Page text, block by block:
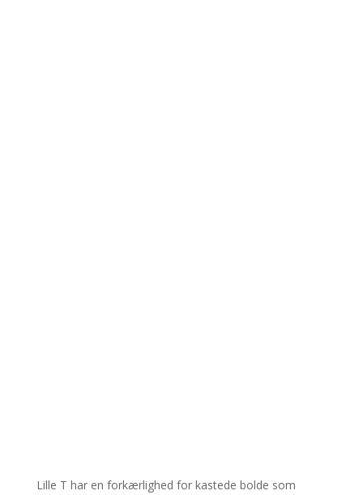
Lille T har en forkærlighed for kastede bolde som